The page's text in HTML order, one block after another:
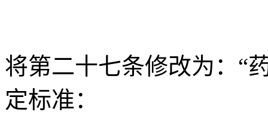
将第二十七条修改为：“
定标准：